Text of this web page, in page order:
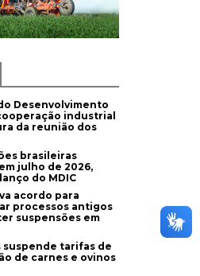
Desenvolvimento
industrial
da reunião dos
brasileiras
julho de 2026,
do MDIC
acordo para
processos antigos
suspensões em
suspende tarifas de
de carnes e ovinos